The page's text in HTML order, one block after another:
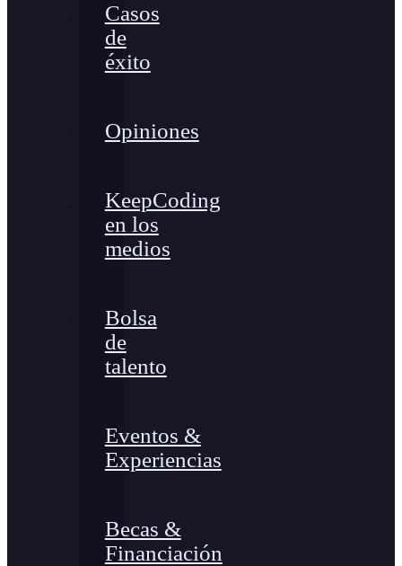
Casos
de
éxito
Opiniones
KeepCoding
en los
medios
Bolsa
de
talento
Eventos &
Experiencias
Becas &
Financiación